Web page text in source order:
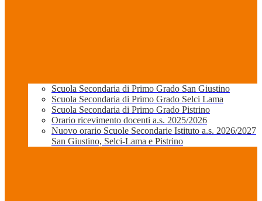
Scuola Secondaria di Primo Grado San Giustino
Scuola Secondaria di Primo Grado Selci Lama
Scuola Secondaria di Primo Grado Pistrino
Orario ricevimento docenti a.s. 2025/2026
Nuovo orario Scuole Secondarie Istituto a.s. 2026/2027
San Giustino, Selci-Lama e Pistrino